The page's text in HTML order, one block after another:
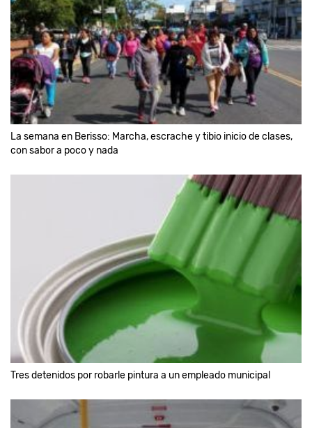
La semana en Berisso: Marcha, escrache y tibio inicio de clases,
con sabor a poco y nada
Tres detenidos por robarle pintura a un empleado municipal